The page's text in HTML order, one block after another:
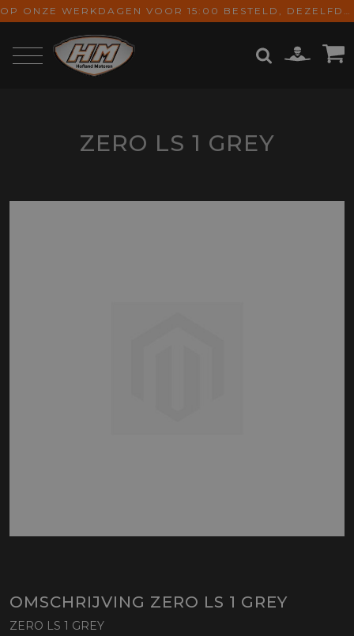
OP ONZE WERKDAGEN VOOR 15:00 BESTELD, DEZELFDE DAG VERZONDEN! GRATIS VERZENDING VANAF € 65,-
ZERO LS 1 GREY
OMSCHRIJVING ZERO LS 1 GREY
ZERO LS 1 GREY